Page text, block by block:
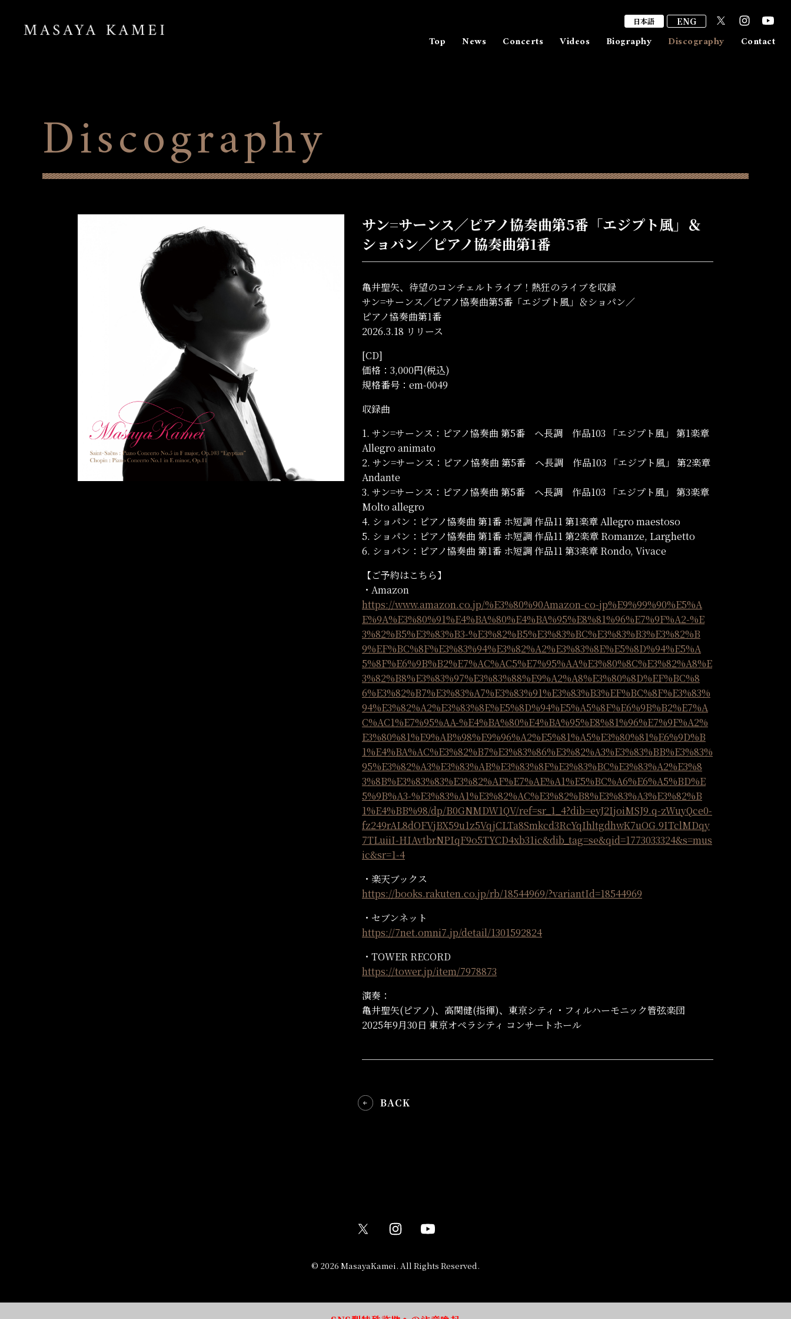
Top News Concerts Videos Biography Discography Contact
日本語 ENG
Discography
サン=サーンス／ピアノ協奏曲第5番「エジプト風」＆
ショパン／ピアノ協奏曲第1番
亀井聖矢、待望のコンチェルトライブ！熱狂のライブを収録
サン=サーンス／ピアノ協奏曲第5番「エジプト風」＆ショパン／
ピアノ協奏曲第1番
2026.3.18 リリース
[CD]
価格：3,000円(税込)
規格番号：em-0049
収録曲
1. サン=サーンス：ピアノ協奏曲 第5番 ヘ長調 作品103 「エジプト風」 第1楽章
Allegro animato
2. サン=サーンス：ピアノ協奏曲 第5番 ヘ長調 作品103 「エジプト風」 第2楽章
Andante
3. サン=サーンス：ピアノ協奏曲 第5番 ヘ長調 作品103 「エジプト風」 第3楽章
Molto allegro
4. ショパン：ピアノ協奏曲 第1番 ホ短調 作品11 第1楽章 Allegro maestoso
5. ショパン：ピアノ協奏曲 第1番 ホ短調 作品11 第2楽章 Romanze, Larghetto
6. ショパン：ピアノ協奏曲 第1番 ホ短調 作品11 第3楽章 Rondo, Vivace
【ご予約はこちら】
・Amazon
https://www.amazon.co.jp/%E3%80%90Amazon-co-jp%E9%99%90%E5%A
E%9A%E3%80%91%E4%BA%80%E4%BA%95%E8%81%96%E7%9F%A2-%E
3%82%B5%E3%83%B3-%E3%82%B5%E3%83%BC%E3%83%B3%E3%82%B
9%EF%BC%8F%E3%83%94%E3%82%A2%E3%83%8E%E5%8D%94%E5%A
5%8F%E6%9B%B2%E7%AC%AC5%E7%95%AA%E3%80%8C%E3%82%A8%E
3%82%B8%E3%83%97%E3%83%88%E9%A2%A8%E3%80%8D%EF%BC%8
6%E3%82%B7%E3%83%A7%E3%83%91%E3%83%B3%EF%BC%8F%E3%83%
94%E3%82%A2%E3%83%8E%E5%8D%94%E5%A5%8F%E6%9B%B2%E7%A
C%AC1%E7%95%AA-%E4%BA%80%E4%BA%95%E8%81%96%E7%9F%A2%
E3%80%81%E9%AB%98%E9%96%A2%E5%81%A5%E3%80%81%E6%9D%B
1%E4%BA%AC%E3%82%B7%E3%83%86%E3%82%A3%E3%83%BB%E3%83%
95%E3%82%A3%E3%83%AB%E3%83%8F%E3%83%BC%E3%83%A2%E3%8
3%8B%E3%83%83%E3%82%AF%E7%AE%A1%E5%BC%A6%E6%A5%BD%E
5%9B%A3-%E3%83%A1%E3%82%AC%E3%82%B8%E3%83%A3%E3%82%B
1%E4%BB%98/dp/B0GNMDW1QV/ref=sr_1_4?dib=eyJ2IjoiMSJ9.q-zWuyQce0-
fz249rAL8dOFVjBX59u1z5VqjCLTa8Smkcd3RcYqIhltgdhwK7uOG.9ITclMDqy
7TLuiiI-HIAvtbrNPIqF9o5TYCD4xb31ic&dib_tag=se&qid=1773033324&s=mus
ic&sr=1-4
・楽天ブックス
https://books.rakuten.co.jp/rb/18544969/?variantId=18544969
・セブンネット
https://7net.omni7.jp/detail/1301592824
・TOWER RECORD
https://tower.jp/item/7978873
演奏：
亀井聖矢(ピアノ)、高関健(指揮)、東京シティ・フィルハーモニック管弦楽団
2025年9月30日 東京オペラシティ コンサートホール
BACK
© 2026 MasayaKamei. All Rights Reserved.